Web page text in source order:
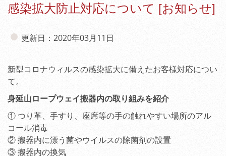
感染拡大防止対応について [お知らせ]
更新日：2020年03月11日
新型コロナウィルスの感染拡大に備えたお客様対応につい
て。
身延山ロープウェイ搬器内の取り組みを紹介
① つり革、手すり、座席等の手の触れやすい場所のアル
コール消毒
② 搬器内に漂う菌やウイルスの除菌剤の設置
③ 搬器内の換気